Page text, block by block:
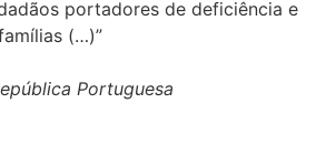
portadores de deficiência e
(…)”
Portuguesa